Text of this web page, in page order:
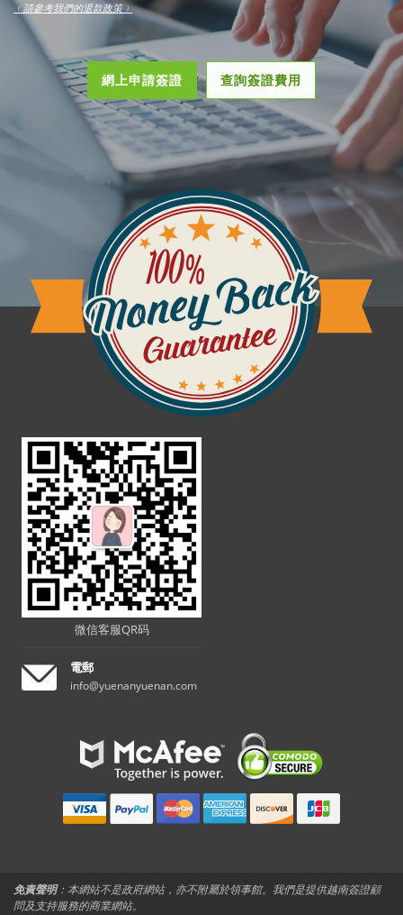
﹙請參考我們的退款政策﹚
網上申請簽證 查詢簽證費用
微信客服QR码
電郵
info@yuenanyuenan.com
免責聲明：本網站不是政府網站，亦不附屬於領事館。我們是提供越南簽證顧
問及支持服務的商業網站。